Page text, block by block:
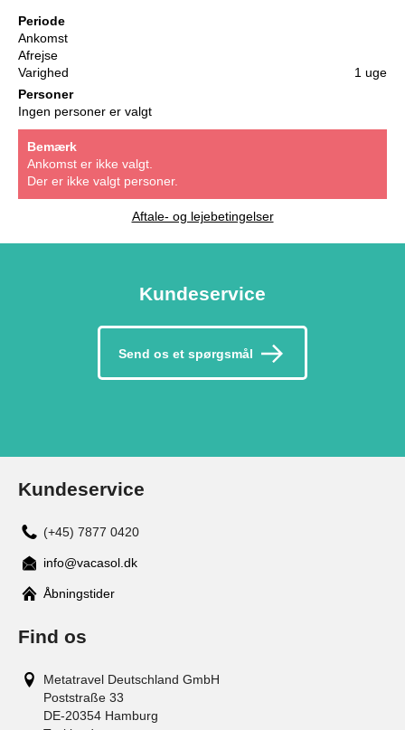
Periode
Ankomst
Afrejse
Varighed
1 uge
Personer
Ingen personer er valgt
Bemærk
Ankomst er ikke valgt.
Der er ikke valgt personer.
Aftale- og lejebetingelser
Kundeservice
Send os et spørgsmål
Kundeservice
(+45) 7877 0420
info@vacasol.dk
Åbningstider
Find os
Metatravel Deutschland GmbH
Poststraße 33
DE-20354 Hamburg